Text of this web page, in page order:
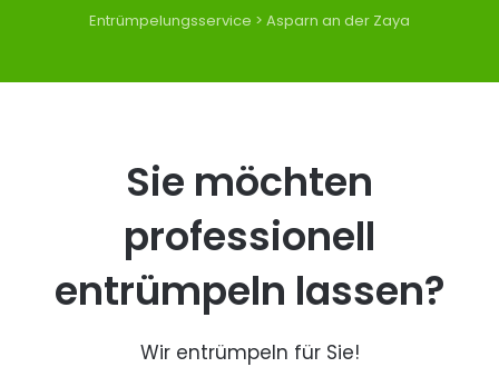
Entrümpelungsservice > Asparn an der Zaya
Sie möchten
professionell
entrümpeln lassen?
Wir entrümpeln für Sie!